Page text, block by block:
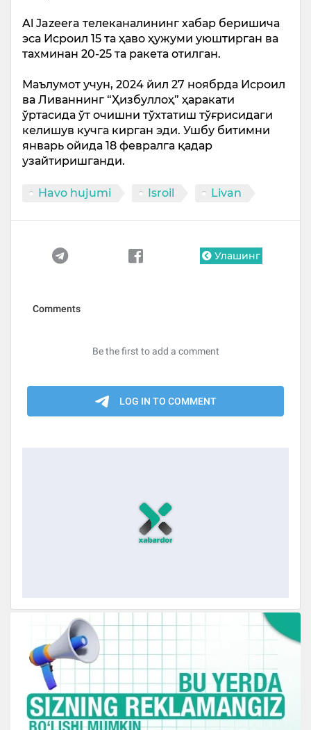
Al Jazeera телеканалининг хабар беришича
эса Исроил 15 та ҳаво ҳужуми уюштирган ва
тахминан 20-25 та ракета отилган.
Маълумот учун, 2024 йил 27 ноябрда Исроил
ва Ливаннинг “Ҳизбуллоҳ” ҳаракати
ўртасида ўт очишни тўхтатиш тўғрисидаги
келишув кучга кирган эди. Ушбу битимни
январь ойида 18 февралга қадар
узайтиришганди.
Havo hujumi Isroil Livan
Улашинг